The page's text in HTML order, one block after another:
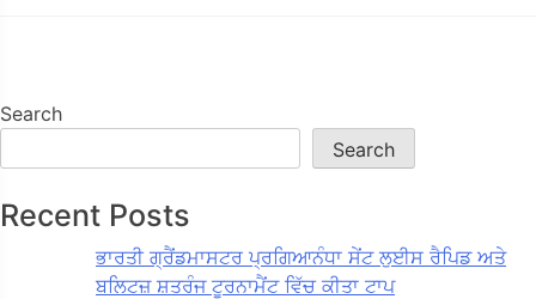
Search
Search
Recent Posts
ਭਾਰਤੀ ਗ੍ਰੈਂਡਮਾਸਟਰ ਪ੍ਰਗਿਆਨੰਧਾ ਸੇਂਟ ਲੁਈਸ ਰੈਪਿਡ ਅਤੇ
ਬਲਿਟਜ਼ ਸ਼ਤਰੰਜ ਟੂਰਨਾਮੈਂਟ ਵਿੱਚ ਕੀਤਾ ਟਾਪ